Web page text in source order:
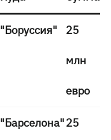
"Боруссия" 25
млн
евро
"Барселона"25